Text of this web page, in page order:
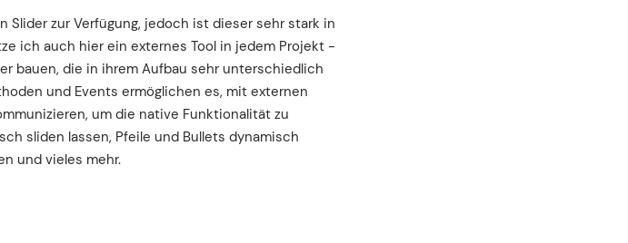
zur Verfügung, jedoch ist dieser sehr stark in
ich auch hier ein externes Tool in jedem Projekt -
bauen, die in ihrem Aufbau sehr unterschiedlich
und Events ermöglichen es, mit externen
um die native Funktionalität zu
sliden lassen, Pfeile und Bullets dynamisch
und vieles mehr.